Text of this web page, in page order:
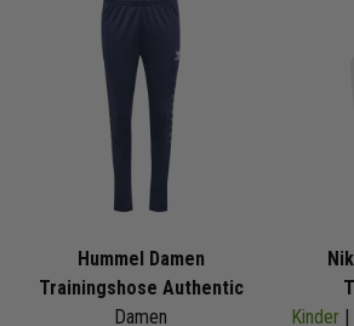
Hummel Damen
Trainingshose Authentic
Damen
Kinder |